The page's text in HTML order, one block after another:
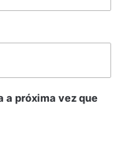
a próxima vez que